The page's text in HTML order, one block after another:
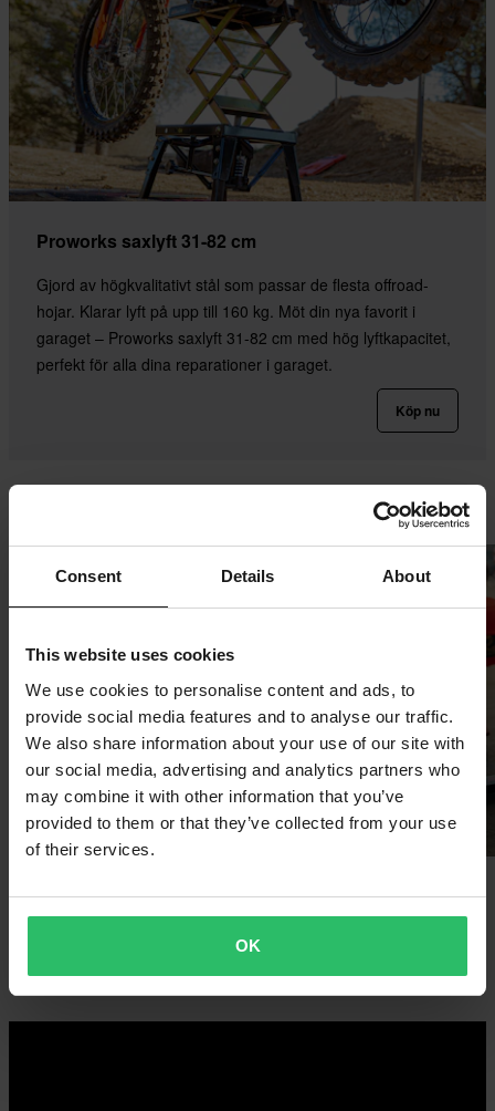
Consent Details About
This website uses cookies
We use cookies to personalise content and ads, to
provide social media features and to analyse our traffic.
We also share information about your use of our site with
our social media, advertising and analytics partners who
may combine it with other information that you’ve
provided to them or that they’ve collected from your use
of their services.
OK
Proworks saxlyft 31-82 cm
Gjord av högkvalitativt stål som passar de flesta offroad-
hojar. Klarar lyft på upp till 160 kg. Möt din nya favorit i
garaget – Proworks saxlyft 31-82 cm med hög lyftkapacitet,
perfekt för alla dina reparationer i garaget.
Köp nu